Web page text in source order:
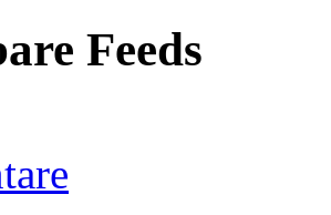
Feeds